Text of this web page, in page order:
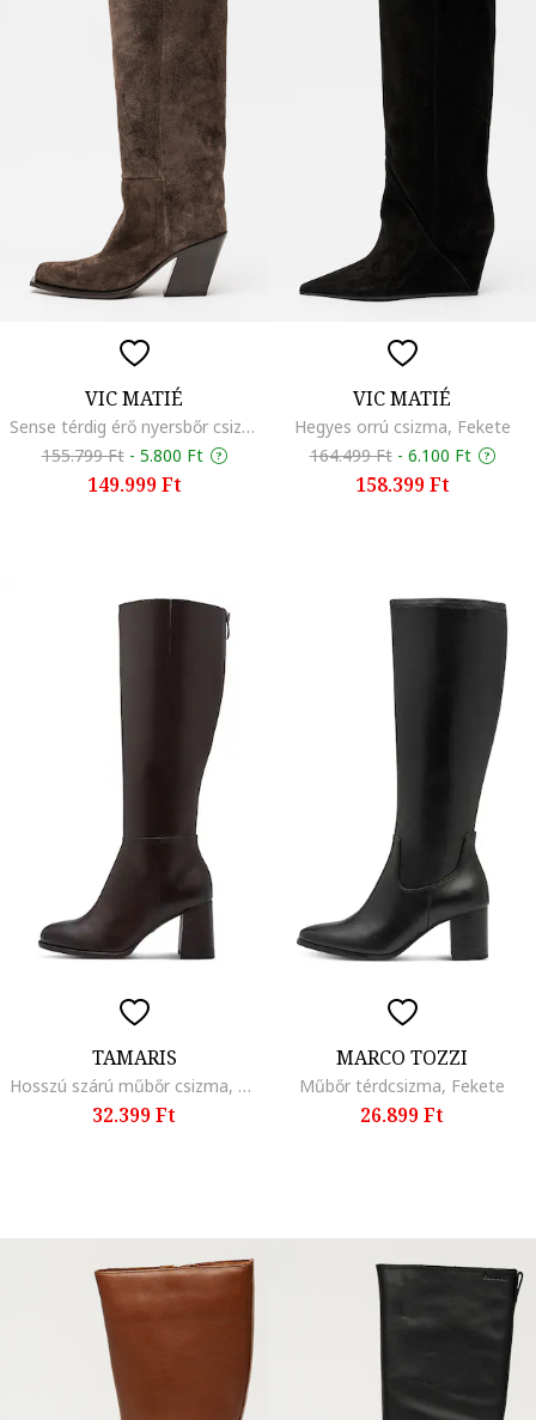
VIC MATIÉ
Sense térdig érő nyersbőr csizma, Fangóbarna
155.799 Ft - 5.800 Ft
149.999 Ft
VIC MATIÉ
Hegyes orrú csizma, Fekete
164.499 Ft - 6.100 Ft
158.399 Ft
TAMARIS
Hosszú szárú műbőr csizma, Konyakbarna
32.399 Ft
MARCO TOZZI
Műbőr térdcsizma, Fekete
26.899 Ft